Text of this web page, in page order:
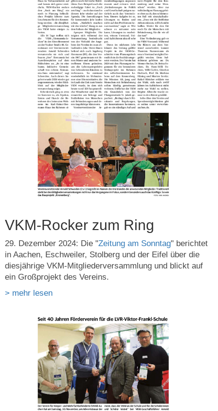
VKM-Rocker zum Ring
29. Dezember 2024: Die "Zeitung am Sonntag" berichtet
in Aachen, Eschweiler, Stolberg und der Eifel über die
diesjährige VKM-Mitgliederversammlung und blickt auf
ein Großprojekt des Vereins.
> mehr lesen